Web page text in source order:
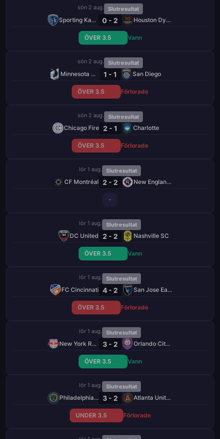
sön 2 aug. Slutresultat
Sporting Kansas City 0 - 2 Houston Dynamo
ÖVER 3.5 Vann
sön 2 aug. Slutresultat
Minnesota United FC 1 - 1 San Diego
ÖVER 3.5 Förlorade
sön 2 aug. Slutresultat
Chicago Fire 2 - 1 Charlotte
ÖVER 3.5 Förlorade
lör 1 aug. Slutresultat
CF Montréal 2 - 2 New England Revolution
-
lör 1 aug. Slutresultat
DC United 2 - 2 Nashville SC
ÖVER 3.5 Vann
lör 1 aug. Slutresultat
FC Cincinnati 4 - 2 San Jose Earthquakes
ÖVER 3.5 Förlorade
lör 1 aug. Slutresultat
New York Red Bulls 3 - 2 Orlando City SC
ÖVER 3.5 Vann
lör 1 aug. Slutresultat
Philadelphia Union 3 - 2 Atlanta United FC
UNDER 3.5 Förlorade